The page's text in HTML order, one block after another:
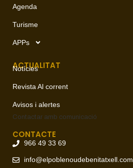
Agenda
Turisme
APPs
ACTUALITAT
Notícies
Revista Al corrent
Avisos i alertes
Contactar amb comunicació
CONTACTE
966 49 33 69
info@elpoblenoudebenitatxell.com